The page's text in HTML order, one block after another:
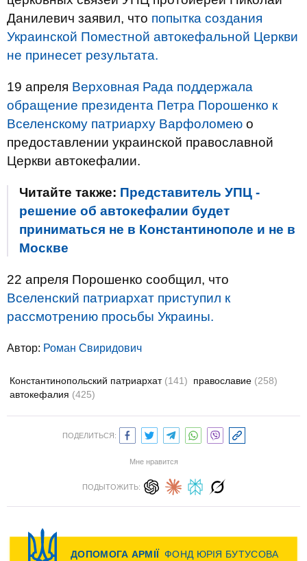
Данилевич заявил, что попытка создания
Украинской Поместной автокефальной Церкви
не принесет результата.
19 апреля Верховная Рада поддержала
обращение президента Петра Порошенко к
Вселенскому патриарху Варфоломею о
предоставлении украинской православной
Церкви автокефалии.
Читайте также: Представитель УПЦ -
решение об автокефалии будет
приниматься не в Константинополе и не в
Москве
22 апреля Порошенко сообщил, что
Вселенский патриархат приступил к
рассмотрению просьбы Украины.
Автор: Роман Свиридович
Константинопольский патриархат (141) православие (258)
автокефалия (425)
ПОДЕЛИТЬСЯ:
Мне нравится
ПОДЫТОЖИТЬ: